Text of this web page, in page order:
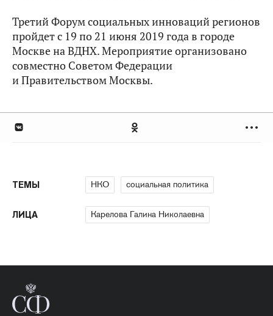
Третий Форум социальных инноваций регионов
пройдет с 19 по 21 июня 2019 года в городе
Москве на ВДНХ. Мероприятие организовано
совместно Советом Федерации
и Правительством Москвы.
ТЕМЫ НКО социальная политика
ЛИЦА Карелова Галина Николаевна